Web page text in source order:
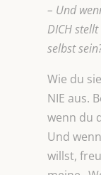
– Und
DICH
selbst
Wie du
NIE aus.
wenn du
Und
willst,